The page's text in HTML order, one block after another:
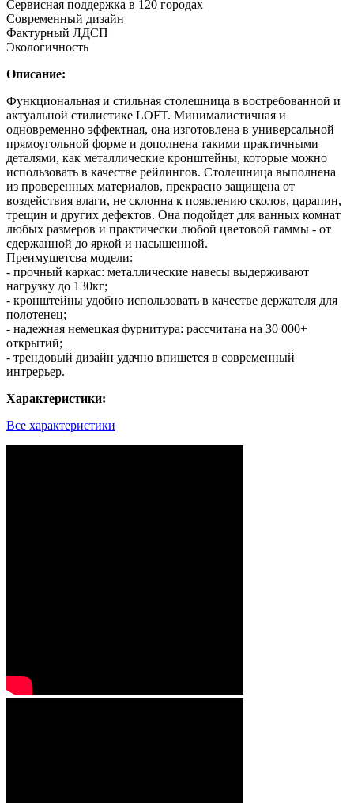
Сервисная поддержка в 120 городах
Современный дизайн
Фактурный ЛДСП
Экологичность
Описание:
Функциональная и стильная столешница в востребованной и
актуальной стилистике LOFT. Минималистичная и
одновременно эффектная, она изготовлена в универсальной
прямоугольной форме и дополнена такими практичными
деталями, как металлические кронштейны, которые можно
использовать в качестве рейлингов. Столешница выполнена
из проверенных материалов, прекрасно защищена от
воздействия влаги, не склонна к появлению сколов, царапин,
трещин и других дефектов. Она подойдет для ванных комнат
любых размеров и практически любой цветовой гаммы - от
сдержанной до яркой и насыщенной.
Преимущетсва модели:
- прочный каркас: металлические навесы выдерживают
нагрузку до 130кг;
- кронштейны удобно использовать в качестве держателя для
полотенец;
- надежная немецкая фурнитура: рассчитана на 30 000+
открытий;
- трендовый дизайн удачно впишется в современный
интрерьер.
Характеристики:
Все характеристики